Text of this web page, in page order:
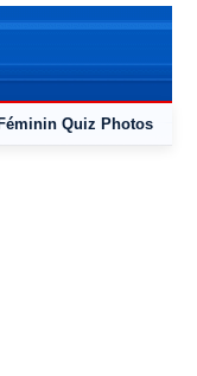
Quiz Photos